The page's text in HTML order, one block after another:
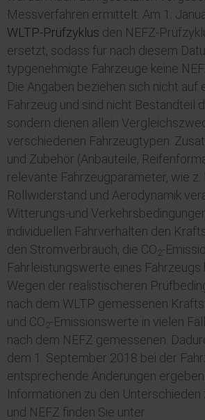
Messverfahren ermittelt. Am 1.
WLTP-Prüfzyklus den NEFZ-
ersetzt, sodass für nach diesem
typgenehmigte Fahrzeuge keine
Die Angaben beziehen sich nicht auf
Fahrzeug und sind nicht Bestandteil
sondern dienen allein
verschiedenen Fahrzeugtypen.
und Zubehör (Anbauteile,
relevante Fahrzeugparameter, wie z.
Rollwiderstand und Aerodynamik
Witterungs-und
individuellen Fahrverhalten den
den Stromverbrauch, die CO2-
Fahrleistungswerte eines Fahrzeugs
Wegen der realistischeren
nach dem WLTP gemessenen
und CO2-Emissionswerte in vielen
nach dem NEFZ gemessenen.
dem 1. September 2018 bei der
entsprechende Änderungen
Informationen zu den Unterschieden
und NEFZ finden Sie unter